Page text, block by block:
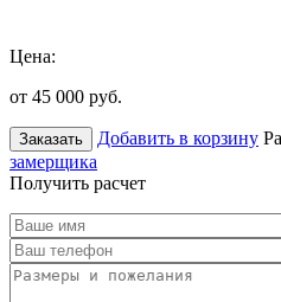
Цена:
от 45 000 руб.
Заказать Добавить в корзину
замерщика
Получить расчет